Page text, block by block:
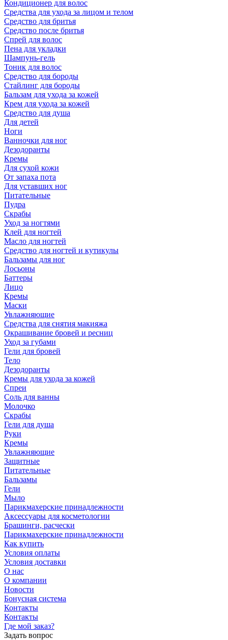
Кондиционер для волос
Средства для ухода за лицом и телом
Средство для бритья
Средство после бритья
Спрей для волос
Пена для укладки
Шампунь-гель
Тоник для волос
Средство для бороды
Стайлинг для бороды
Бальзам для ухода за кожей
Крем для ухода за кожей
Средство для душа
Для детей
Ноги
Ванночки для ног
Дезодоранты
Кремы
Для сухой кожи
От запаха пота
Для уставших ног
Питательные
Пудра
Скрабы
Уход за ногтями
Клей для ногтей
Масло для ногтей
Средство для ногтей и кутикулы
Бальзамы для ног
Лосьоны
Баттеры
Лицо
Кремы
Маски
Увлажняющие
Средства для снятия макияжа
Окрашивание бровей и ресниц
Уход за губами
Гели для бровей
Тело
Дезодоранты
Кремы для ухода за кожей
Спреи
Соль для ванны
Молочко
Скрабы
Гели для душа
Руки
Кремы
Увлажняющие
Защитные
Питательные
Бальзамы
Гели
Мыло
Парикмахерские принадлежности
Аксессуары для косметологии
Брашинги, расчески
Парикмахерские принадлежности
Как купить
Условия оплаты
Условия доставки
О нас
О компании
Новости
Бонусная система
Контакты
Контакты
Где мой заказ?
Задать вопрос